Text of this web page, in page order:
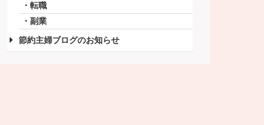
転職
副業
節約主婦ブログのお知らせ